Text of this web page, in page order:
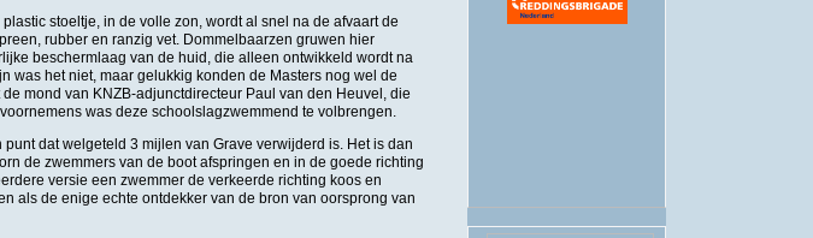
stoeltje, in de volle zon, wordt al snel na de afvaart de
rubber en ranzig vet. Dommelbaarzen gruwen hier
beschermlaag van de huid, die alleen ontwikkeld wordt na
was het niet, maar gelukkig konden de Masters nog wel de
mond van KNZB-adjunctdirecteur Paul van den Heuvel, die
was deze schoolslagzwemmend te volbrengen.
dat welgeteld 3 mijlen van Grave verwijderd is. Het is dan
de zwemmers van de boot afspringen en in de goede richting
versie een zwemmer de verkeerde richting koos en
als de enige echte ontdekker van de bron van oorsprong van